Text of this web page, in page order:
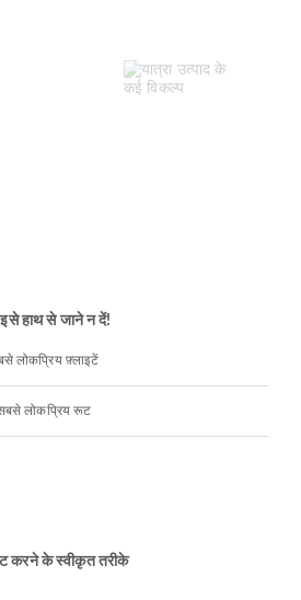
इसे हाथ से जाने न दें!
लोकप्रिय फ़्लाइटें
लोकप्रिय रूट
करने के स्वीकृत तरीके